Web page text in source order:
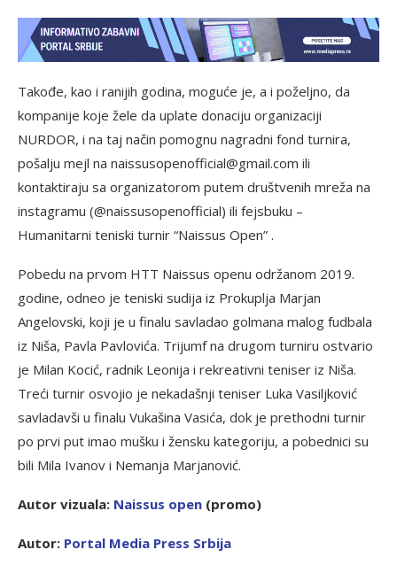
Takođe, kao i ranijih godina, moguće je, a i poželjno, da
kompanije koje žele da uplate donaciju organizaciji
NURDOR, i na taj način pomognu nagradni fond turnira,
pošalju mejl na naissusopenofficial@gmail.com ili
kontaktiraju sa organizatorom putem društvenih mreža na
instagramu (@naissusopenofficial) ili fejsbuku –
Humanitarni teniski turnir “Naissus Open” .
Pobedu na prvom HTT Naissus openu održanom 2019.
godine, odneo je teniski sudija iz Prokuplja Marjan
Angelovski, koji je u finalu savladao golmana malog fudbala
iz Niša, Pavla Pavlovića. Trijumf na drugom turniru ostvario
je Milan Kocić, radnik Leonija i rekreativni teniser iz Niša.
Treći turnir osvojio je nekadašnji teniser Luka Vasiljković
savladavši u finalu Vukašina Vasića, dok je prethodni turnir
po prvi put imao mušku i žensku kategoriju, a pobednici su
bili Mila Ivanov i Nemanja Marjanović.
Autor vizuala: Naissus open (promo)
Autor: Portal Media Press Srbija